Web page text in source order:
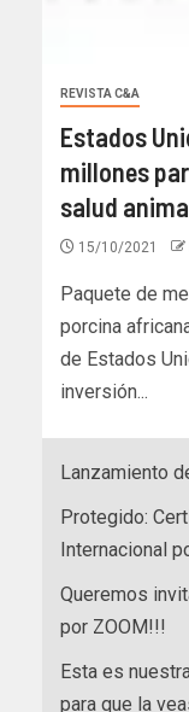
REVISTA C&A
Estados
millones
salud
15/10/2021
Paquete de
porcina
de Estados
inversión...
Lanzamiento
Protegido:
Internacional
Queremos
por ZOOM!!!
Esta es
para que la